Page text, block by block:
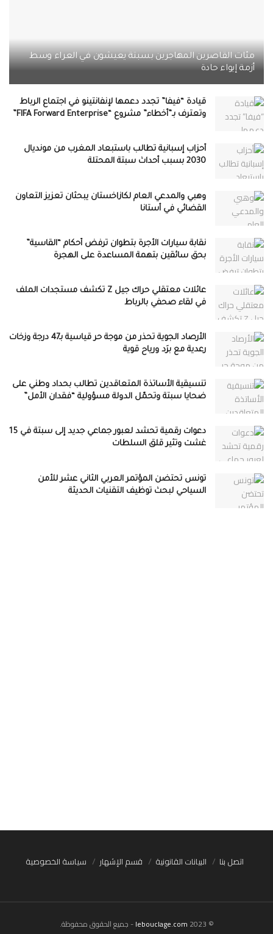
مئات القاصرين المهاجرين بسبتة يعيشون في العراء وسط
أزمة إيواء حادة
قيادة “فيفا” تجدد دعمها لإنفانتينو في اجتماع الرباط
وتعترف بـ”أخطاء” مشروع “FIFA Forward Enterprise”
أحزاب إسبانية تطالب باستبعاد المغرب من مونديال
2030 بسبب أحداث سبتة المحتلة
وهبي والمدعي العام لكازاخستان يبحثان تعزيز التعاون
القضائي في أستانا
نقابة سيارات الأجرة بتطوان ترفض أحكام “القاسية”
بحق سائقين بتهمة المساعدة على الهجرة
عائلات معتقلي حراك جيل Z تكشف مستجدات الملف
في لقاء صحفي بالرباط
الأرصاد الجوية تحذر من موجة حر قياسية بـ47 درجة وزخات
رعدية مع برَد ورياح قوية
تنسيقية الأساتذة المتعاقدين تطالب بحداد وطني على
ضحايا سبتة وتحمّل الدولة مسؤولية “فقدان الأمل”
دعوات رقمية تحشد لعبور جماعي جديد إلى سبتة في 15
غشت وتثير قلق السلطات
تونس تحتضن المؤتمر العربي الثاني عشر للأمن
السياحي لبحث توظيف التقنيات الحديثة
اتصل بنا البيانات القانونية قسم الإشهار سياسة الخصوصية
© 2023
lebouclage.com- جميع الحقوق محفوظة.